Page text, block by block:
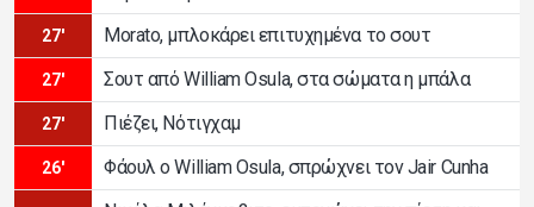
27' Morato, μπλοκάρει επιτυχημένα το σουτ
27' Σουτ από William Osula, στα σώματα η μπάλα
27' Πιέζει, Νότιγχαμ
26' Φάουλ ο William Osula, σπρώχνει τον Jair Cunha